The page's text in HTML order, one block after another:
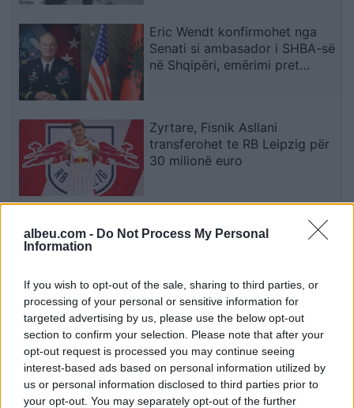
albeu.com - Do Not Process My Personal
Information
If you wish to opt-out of the sale, sharing to third parties, or
processing of your personal or sensitive information for
targeted advertising by us, please use the below opt-out
section to confirm your selection. Please note that after your
opt-out request is processed you may continue seeing
interest-based ads based on personal information utilized by
us or personal information disclosed to third parties prior to
your opt-out. You may separately opt-out of the further
Eric Wendt konfirmohet nga
Senati si ambasador i SHBA-së
në Shqipëri, emërimi pret
Zyrtare, Fisnik Asllani
transferohet te RB Leipzig për
30 milionë euro
ndahet nga jeta Besnik Çota,
Aksident fatal në Durrës,
makina përplas për vdekje
këmbësorin; drejtuesi
shoqërohet në polici